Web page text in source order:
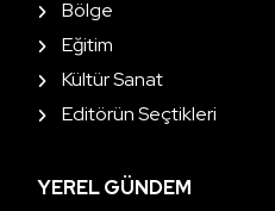
Bölge
Eğitim
Kültür Sanat
Editörün Seçtikleri
YEREL GÜNDEM